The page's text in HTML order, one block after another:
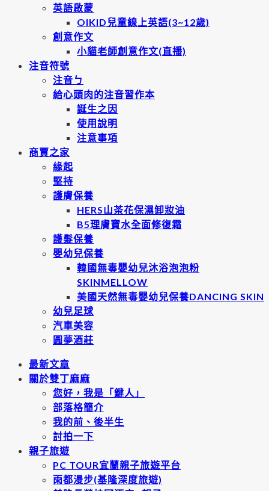
英語啟蒙
OIKID兒童線上英語(3~12歲)
創意作文
小貓老師創意作文(直播)
注音符號
注音ㄅ
給心頭肉的注音習作本
誕生之因
使用說明
注意事項
商賈之家
緣起
堅持
護膚保養
HERS山茶花保濕卸妝油
B5理膚寶水全面修復霜
護髮保養
嬰幼兒保養
韓國無毒嬰幼兒沐浴泡泡粉
SKINMELLOW
美國天然無毒嬰幼兒保養DANCING SKIN
幼兒足球
汽車美容
圓夢酒莊
最新文章
關於雙丁麻麻
您好，我是「鍵人」
部落格簡介
我的前、後半生
討拍一下
親子旅遊
PC TOUR宜蘭親子旅遊平台
雨都漫步(基隆深度旅遊)